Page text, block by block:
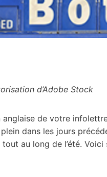
d’Adobe Stock
anglaise de votre
dans les jours
au long de l’été.